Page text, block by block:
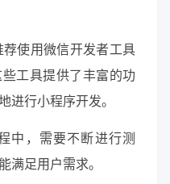
使用微信开发者工具
工具提供了丰富的功
进行小程序开发。
中，需要不断进行测
满足用户需求。